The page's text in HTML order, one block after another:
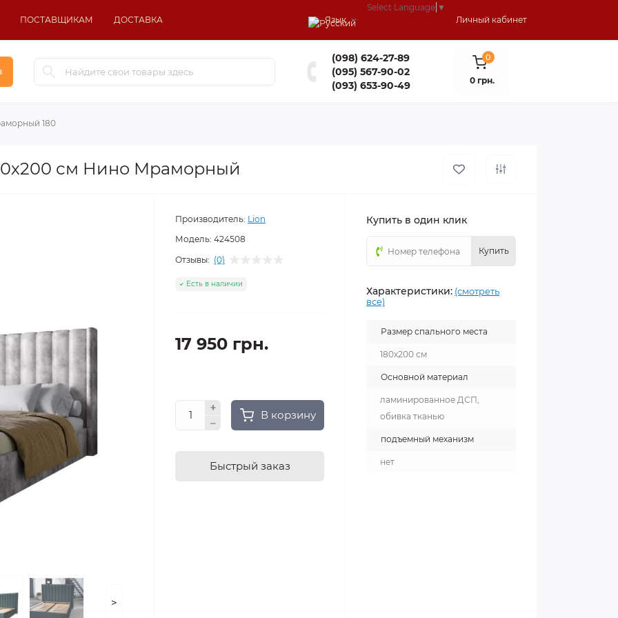
ПОСТАВЩИКАМ ДОСТАВКА Язык
Select Language ▼
Личный кабинет
(098) 624-27-89
(095) 567-90-02
(093) 653-90-49
0
0 грн.
180
см Нино Мраморный
>
Производитель: Lion
Модель: 424508
Отзывы: (0)
Есть в наличии
17 950 грн.
В корзину
Быстрый заказ
Купить в один клик
Купить
Характеристики: (смотреть
все)
Размер спального места
180х200 см
Основной материал
ламинированное ДСП,
обивка тканью
подъемный механизм
нет